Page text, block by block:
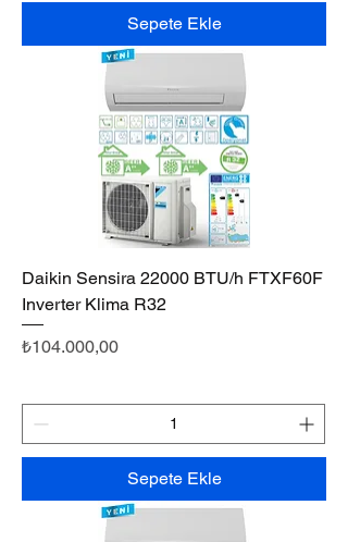
Sepete Ekle
Daikin Sensira 22000 BTU/h FTXF60F
Inverter Klima R32
Fiyat
₺104.000,00
Sepete Ekle